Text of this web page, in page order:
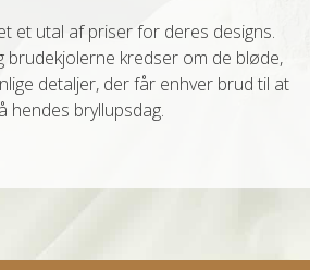
et utal af priser for deres designs.
brudekjolerne kredser om de bløde,
detaljer, der får enhver brud til at
hendes bryllupsdag.